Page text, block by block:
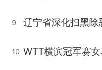
9 辽宁省深化扫黑除
10